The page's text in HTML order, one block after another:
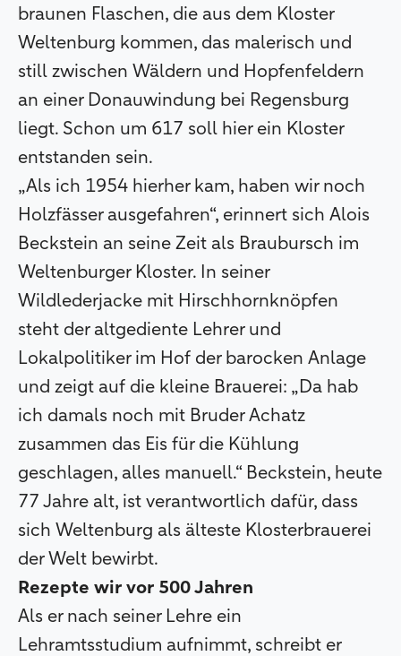
braunen Flaschen, die aus dem Kloster
Weltenburg kommen, das malerisch und
still zwischen Wäldern und Hopfenfeldern
an einer Donauwindung bei Regensburg
liegt. Schon um 617 soll hier ein Kloster
entstanden sein.
„Als ich 1954 hierher kam, haben wir noch
Holzfässer ausgefahren“, erinnert sich Alois
Beckstein an seine Zeit als Braubursch im
Weltenburger Kloster. In seiner
Wildlederjacke mit Hirschhornknöpfen
steht der altgediente Lehrer und
Lokalpolitiker im Hof der barocken Anlage
und zeigt auf die kleine Brauerei: „Da hab
ich damals noch mit Bruder Achatz
zusammen das Eis für die Kühlung
geschlagen, alles manuell.“ Beckstein, heute
77 Jahre alt, ist verantwortlich dafür, dass
sich Weltenburg als älteste Klosterbrauerei
der Welt bewirbt.
Rezepte wir vor 500 Jahren
Als er nach seiner Lehre ein
Lehramtsstudium aufnimmt, schreibt er